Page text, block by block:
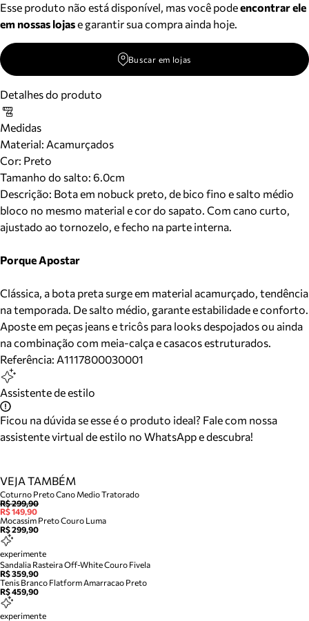
Esse produto não está disponível, mas você podeencontrar ele
em nossas lojase garantir sua compra ainda hoje.
Buscar em lojas
Detalhes do produto
Medidas
Material: Acamurçados
Cor: Preto
Tamanho do salto: 6.0cm
Descrição: Bota em nobuck preto, de bico fino e salto médio
bloco no mesmo material e cor do sapato. Com cano curto,
ajustado ao tornozelo, e fecho na parte interna.
Porque Apostar
Clássica, a bota preta surge em material acamurçado, tendência
na temporada. De salto médio, garante estabilidade e conforto.
Aposte em peças jeans e tricôs para looks despojados ou ainda
na combinação com meia-calça e casacos estruturados.
Referência: A1117800030001
Assistente de estilo
Ficou na dúvida se esse é o produto ideal? Fale com nossa
assistente virtual de estilo no WhatsApp e descubra!
VEJA TAMBÉM
Coturno Preto Cano Medio Tratorado
R$ 299,90
R$ 149,90
Mocassim Preto Couro Luma
R$ 299,90
experimente
Sandalia Rasteira Off-White Couro Fivela
R$ 359,90
Tenis Branco Flatform Amarracao Preto
R$ 459,90
experimente